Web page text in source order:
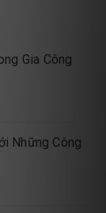
Gia Công
Những Công